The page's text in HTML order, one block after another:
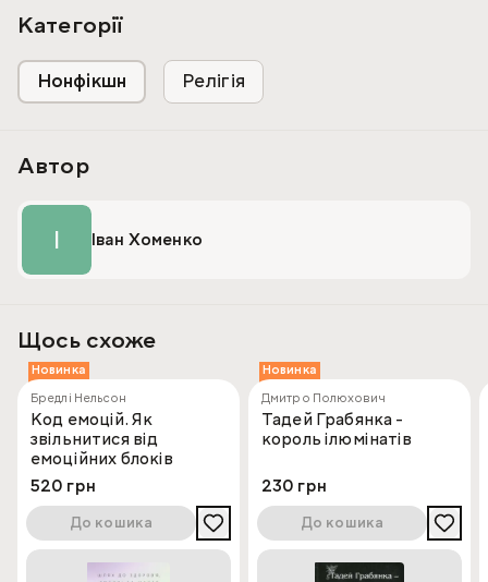
Категорії
Нонфікшн Релігія
Автор
І Іван Хоменко
Щось схоже
Новинка
Бредлі Нельсон
Код емоцій. Як
звільнитися від
емоційних блоків
520 грн
До кошика
Новинка
Дмитро Полюхович
Тадей Грабянка -
король ілюмінатів
230 грн
До кошика